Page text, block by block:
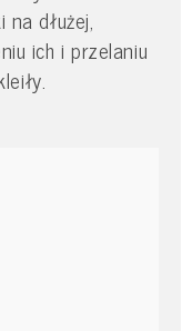
dłużej,
ich i przelaniu